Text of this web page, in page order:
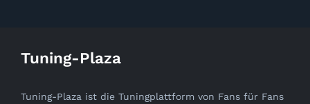
Tuning-Plaza
Tuning-Plaza ist die Tuningplattform von Fans für Fans